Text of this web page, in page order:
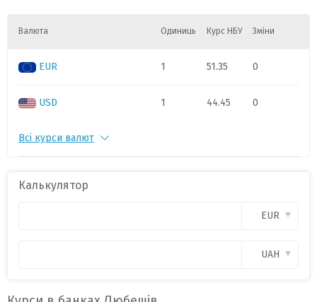
Валюта Одиниць Курс НБУ Зміни
EUR 1 51.35 0
USD 1 44.45 0
PLN
Всі курси валют
Калькулятор
EUR
UAH